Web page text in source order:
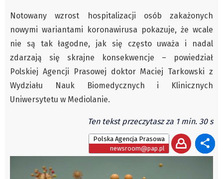
PZKO
Placówki dyplomatyczne w CZ
English Voice
Kultura
Recenzje
Pop Art
Zdaniem...
Pre-teksty i kon-teksty Łęckiego
Notowany wzrost hospitalizacji osób zakażonych
nowymi wariantami koronawirusa pokazuje, że wcale
nie są tak łagodne, jak się często uważa i nadal
zdarzają się skrajne konsekwencje – powiedział
Polskiej Agencji Prasowej doktor Maciej Tarkowski z
Wydziału Nauk Biomedycznych i Klinicznych
Uniwersytetu w Mediolanie.
Ten tekst przeczytasz za 1 min. 30 s
Polska Agencja Prasowa
newsroom@pap.pl